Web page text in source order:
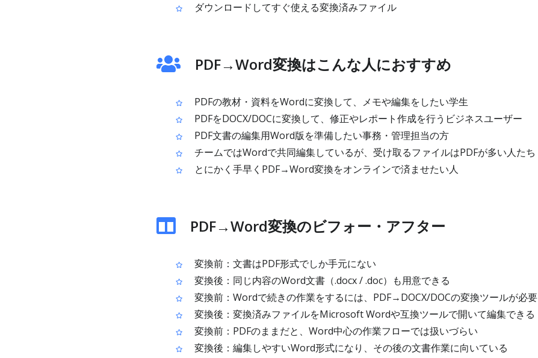
ダウンロードしてすぐ使える変換済みファイル
PDF→Word変換はこんな人におすすめ
PDFの教材・資料をWordに変換して、メモや編集をしたい学生
PDFをDOCX/DOCに変換して、修正やレポート作成を行うビジネスユーザー
PDF文書の編集用Word版を準備したい事務・管理担当の方
チームではWordで共同編集しているが、受け取るファイルはPDFが多い人たち
とにかく手早くPDF→Word変換をオンラインで済ませたい人
PDF→Word変換のビフォー・アフター
変換前：文書はPDF形式でしか手元にない
変換後：同じ内容のWord文書（.docx / .doc）も用意できる
変換前：Wordで続きの作業をするには、PDF→DOCX/DOCの変換ツールが必要
変換後：変換済みファイルをMicrosoft Wordや互換ツールで開いて編集できる
変換前：PDFのままだと、Word中心の作業フローでは扱いづらい
変換後：編集しやすいWord形式になり、その後の文書作業に向いている